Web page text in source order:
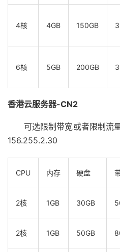
4核 4GB 150GB
6核 5GB 200GB
香港云服务器-CN2
可选限制带宽或者限制流
156.255.2.30
CPU 内存 硬盘
2核 1GB 30GB
2核 1GB 50GB